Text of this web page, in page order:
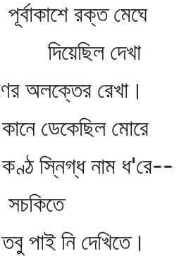
মেঘে
দেখা
রেখা।
মোরে
নাম ধ'রে--
দেখিতে।